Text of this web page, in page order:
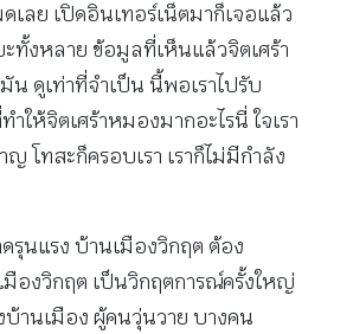
เลย เปิดอินเทอร์เน็ตมาก็เจอแล้ว
ทั้งหลาย ข้อมูลที่เห็นแล้วจิตเศร้า
น ดูเท่าที่จำเป็น นี้พอเราไปรับ
ำให้จิตเศร้าหมองมากอะไรนี่ ใจเรา
ญ โทสะก็ครอบเรา เราก็ไม่มีกำลัง
ดรุนแรง บ้านเมืองวิกฤต ต้อง
องวิกฤต เป็นวิกฤตการณ์ครั้งใหญ่
านเมือง ผู้คนวุ่นวาย บางคน